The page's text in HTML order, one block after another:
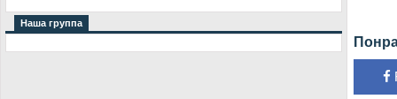
Наша группа